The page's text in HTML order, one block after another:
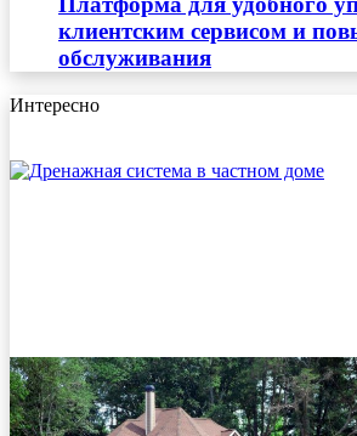
клиентским сервисом и
обслуживания
Интересно